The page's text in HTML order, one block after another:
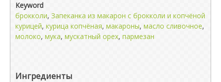
Keyword
брокколи, Запеканка из макарон с брокколи и копчёной
курицей, курица копчёная, макароны, масло сливочное,
молоко, мука, мускатный орех, пармезан
Ингредиенты